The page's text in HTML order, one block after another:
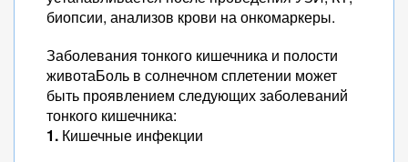
биопсии, анализов крови на онкомаркеры.
Заболевания тонкого кишечника и полости
животаБоль в солнечном сплетении может
быть проявлением следующих заболеваний
тонкого кишечника:
1. Кишечные инфекции